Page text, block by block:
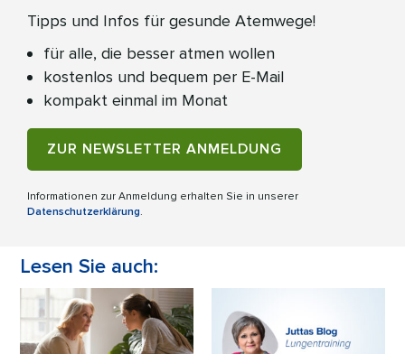
Tipps und Infos für gesunde Atemwege!
für alle, die besser atmen wollen
kostenlos und bequem per E-Mail
kompakt einmal im Monat
ZUR NEWSLETTER ANMELDUNG
Informationen zur Anmeldung erhalten Sie in unserer
Datenschutzerklärung.
Lesen Sie auch: